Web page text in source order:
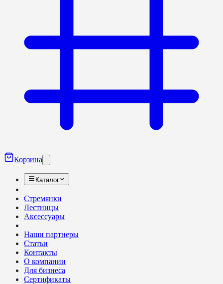
Корзина
Каталог
Стремянки
Лестницы
Аксессуары
Наши партнеры
Статьи
Контакты
О компании
Для бизнеса
Сертификаты